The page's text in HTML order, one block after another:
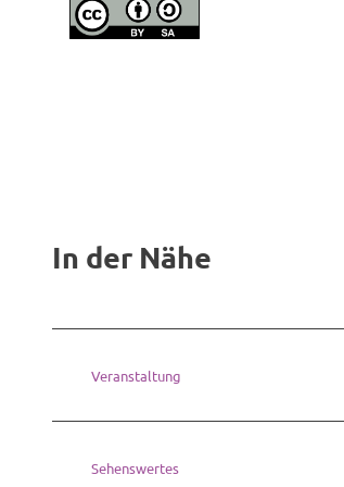
In der Nähe
Veranstaltung
Sehenswertes